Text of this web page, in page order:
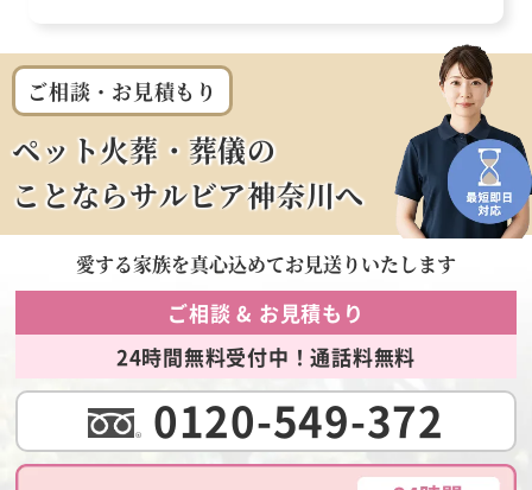
ご相談・お見積もり
ペット火葬・葬儀の
ことならサルビア神奈川へ
愛する家族を真心込めてお見送りいたします
ご相談 & お見積もり
24時間無料受付中！通話料無料
0120-549-372